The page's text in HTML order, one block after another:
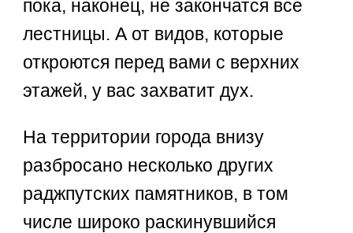
пока, наконец, не закончатся все
лестницы. А от видов, которые
откроются перед вами с верхних
этажей, у вас захватит дух.
На территории города внизу
разбросано несколько других
раджпутских памятников, в том
числе широко раскинувшийся